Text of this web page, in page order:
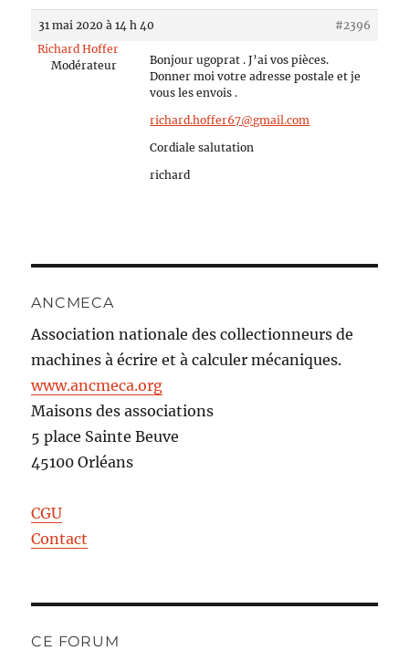
31 mai 2020 à 14 h 40
#2396
Richard Hoffer
Modérateur
Bonjour ugoprat . J’ai vos pièces.
Donner moi votre adresse postale et je
vous les envois .
richard.hoffer67@gmail.com
Cordiale salutation
richard
ANCMECA
Association nationale des collectionneurs de
machines à écrire et à calculer mécaniques.
www.ancmeca.org
Maisons des associations
5 place Sainte Beuve
45100 Orléans
CGU
Contact
CE FORUM